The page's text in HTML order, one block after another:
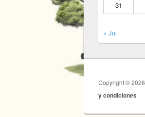
31
« Jul
Copyright © 2026
y condiciones